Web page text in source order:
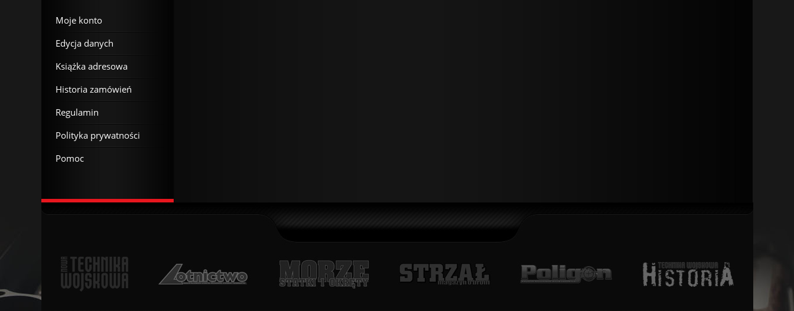
Moje konto
Edycja danych
Książka adresowa
Historia zamówień
Regulamin
Polityka prywatności
Pomoc